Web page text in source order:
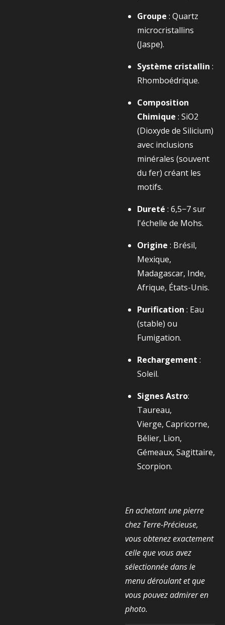
Groupe : Quartz
microcristallins
(Jaspe).
Système cristallin :
Rhomboédrique.
Composition
Chimique : SiO2​
(Dioxyde de Silicium)
avec inclusions
minérales (souvent
du fer) créant les
motifs.
Dureté : 6,5−7sur
l'échelle de Mohs.
Origine : Brésil,
Mexique,
Madagascar, Inde,
Afrique, États-Unis.
Purification : Eau
(stable) ou
Fumigation.
Rechargement :
Soleil.
Signes Astro:
Taureau,
Vierge, Capricorne,
Bélier, Lion,
Gémeaux, Sagittaire,
Scorpion.
En achetant une pierre
chez Terre-Précieuse,
vous obtenez exactement
celle que vous avez
sélectionnée dans le
menu déroulant et que
vous pouvez admirer en
photo.